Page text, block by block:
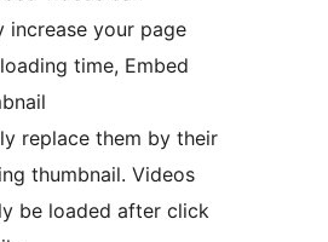
increase your page
time, Embed
replace them by their
thumbnail. Videos
be loaded after click